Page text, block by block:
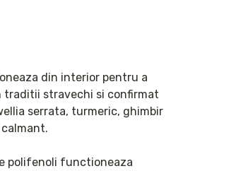
din interior pentru a
traditii stravechi si confirmat
serrata, turmeric, ghimbir
polifenoli functioneaza